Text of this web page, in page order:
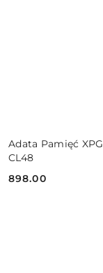
Adata Pamięć
CL48
Cena:
898.00